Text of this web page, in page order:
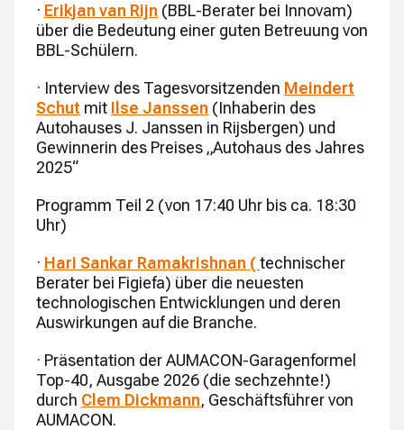
· Erikjan van Rijn (BBL-Berater bei Innovam)
über die Bedeutung einer guten Betreuung von
BBL-Schülern.
· Interview des Tagesvorsitzenden Meindert
Schut mit Ilse Janssen (Inhaberin des
Autohauses J. Janssen in Rijsbergen) und
Gewinnerin des Preises „Autohaus des Jahres
2025“
Programm Teil 2 (von 17:40 Uhr bis ca. 18:30
Uhr)
· Hari Sankar Ramakrishnan ( technischer
Berater bei Figiefa) über die neuesten
technologischen Entwicklungen und deren
Auswirkungen auf die Branche.
· Präsentation der AUMACON-Garagenformel
Top-40, Ausgabe 2026 (die sechzehnte!)
durch Clem Dickmann, Geschäftsführer von
AUMACON.